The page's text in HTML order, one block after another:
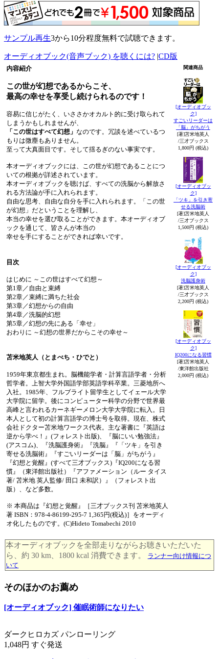
サンプル再生3から10分程度無料で試聴できます。
オーディオブック(音声ブック) を聴くには? |CD版
内容紹介
この世が幻想であるからこそ、
最高の幸せを享受し続けられるのです！
容易に信じがたく、いささかオカルト的に受け取られて
しまうかもしれませんが、
「この世はすべて幻想」 なのです。冗談を述べているつ
もりは微塵もありません。
至って大真面目です。そして揺るぎのない事実です。
本オーディオブックには、この世が幻想であることにつ
いての根拠が詳述されています。
本オーディオブックを聴けば、すべての洗脳から解放さ
れる方法論が手に入れられます。
自由な思考、自由な自分を手に入れられます。「この世
が幻想」だということを理解し、
本当の幸せを選び取ることができます。本オーディオブ
ックを通じて、皆さんが本当の
幸せを手にすることができれば幸いです。
目次
はじめに ～この世はすべて幻想～
第1章／自由と束縛
第2章／束縛に満ちた社会
第3章／幻想からの自由
第4章／洗脳的幻想
第5章／幻想の先にある「幸せ」
おわりに ～幻想の世界だからこその幸せ～
苫米地英人（とまべち・ひでと）
1959年東京都生まれ。脳機能学者・計算言語学者・分析
哲学者。上智大学外国語学部英語学科卒業。三菱地所へ
入社。1985年、フルブライト留学生としてイェール大学
大学院に留学。後にコンピューター科学の分野で世界最
高峰と言われるカーネギーメロン大学大学院に転入。日
本人として初の計算言語学の博士号を取得。現在、株式
会社ドクター苫米地ワークス代表。主な著書に『英語は
逆から学べ！』(フォレスト出版)、『脳にいい勉強法』
(アスコム)、『洗脳護身術』『洗脳』『「ツキ」を引き
寄せる洗脳術』『すごいリーダーは「脳」がちがう』
『幻想と覚醒』(すべて三才ブックス)『IQ200になる習
慣』（東洋館出版社）『アファメーション（ルー タイス
著/ 苫米地 英人監修/ 田口 未和訳）』（フォレスト出
版）、など多数。
※ 本商品は『幻想と覚醒』［三才ブックス刊 苫米地英人
著 ISBN：978-4-86199-295-7 1,365円(税込)］をオーディ
オ化したものです。(C)Hideto Tomabechi 2010
関連商品
[オーディオブッ
ク]
すごいリーダーは
「脳」がちがう
[著]苫米地英人
/三才ブックス
1,800円 (税込)
[オーディオブッ
ク]
「ツキ」を引き寄
せる洗脳術
[著]苫米地英人
/三才ブックス
1,500円 (税込)
[オーディオブッ
ク]
洗脳護身術
[著]苫米地英人
/三才ブックス
2,200円 (税込)
[オーディオブッ
ク]
IQ200になる習慣
[著]苫米地英人
/東洋館出版社
2,000円 (税込)
本オーディオブックを全部走りながらお聴きいただいた
ら、約 30 km、1800 kcal 消費できます。
ランナー向け情報につ
いて
そのほかのお薦め
[オーディオブック] 催眠術師になりたい
ダークヒロカズ パンローリング
1,048円 すぐ発送